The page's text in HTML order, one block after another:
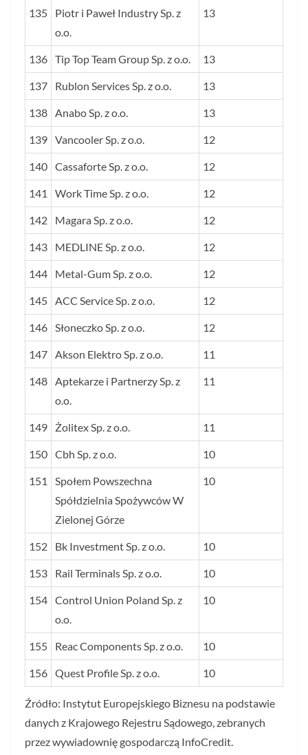
135
Piotr i Paweł Industry Sp. z
o.o.
13
136 Tip Top Team Group Sp. z o.o. 13
137 Rublon Services Sp. z o.o. 13
138 Anabo Sp. z o.o. 13
139 Vancooler Sp. z o.o. 12
140 Cassaforte Sp. z o.o. 12
141 Work Time Sp. z o.o. 12
142 Magara Sp. z o.o. 12
143 MEDLINE Sp. z o.o. 12
144 Metal-Gum Sp. z o.o. 12
145 ACC Service Sp. z o.o. 12
146 Słoneczko Sp. z o.o. 12
147 Akson Elektro Sp. z o.o. 11
148 Aptekarze i Partnerzy Sp. z
o.o.
11
149 Żolitex Sp. z o.o. 11
150 Cbh Sp. z o.o. 10
151
Społem Powszechna
Spółdzielnia Spożywców W
Zielonej Górze
10
152 Bk Investment Sp. z o.o. 10
153 Rail Terminals Sp. z o.o. 10
154 Control Union Poland Sp. z
o.o.
10
155 Reac Components Sp. z o.o. 10
156 Quest Profile Sp. z o.o. 10
Źródło: Instytut Europejskiego Biznesu na podstawie
danych z Krajowego Rejestru Sądowego, zebranych
przez wywiadownię gospodarczą InfoCredit.